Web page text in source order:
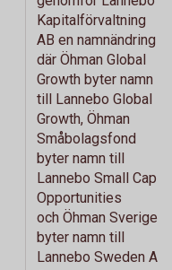
Kapitalförvaltning
AB en namnändring
där Öhman Global
Growth byter namn
till Lannebo Global
Growth, Öhman
Småbolagsfond
byter namn till
Lannebo Small Cap
Opportunities
och Öhman Sverige
byter namn till
Lannebo Sweden All